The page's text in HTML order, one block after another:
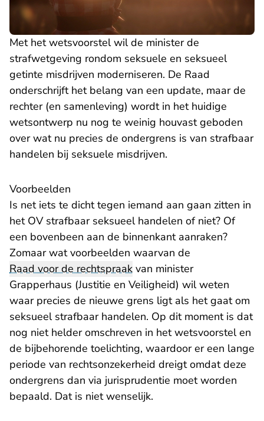
Met het wetsvoorstel wil de minister de
strafwetgeving rondom seksuele en seksueel
getinte misdrijven moderniseren. De Raad
onderschrijft het belang van een update, maar de
rechter (en samenleving) wordt in het huidige
wetsontwerp nu nog te weinig houvast geboden
over wat nu precies de ondergrens is van strafbaar
handelen bij seksuele misdrijven.
Voorbeelden
Is net iets te dicht tegen iemand aan gaan zitten in
het OV strafbaar seksueel handelen of niet? Of
een bovenbeen aan de binnenkant aanraken?
Zomaar wat voorbeelden waarvan de
Raad voor de rechtspraak van minister
Grapperhaus (Justitie en Veiligheid) wil weten
waar precies de nieuwe grens ligt als het gaat om
seksueel strafbaar handelen. Op dit moment is dat
nog niet helder omschreven in het wetsvoorstel en
de bijbehorende toelichting, waardoor er een lange
periode van rechtsonzekerheid dreigt omdat deze
ondergrens dan via jurisprudentie moet worden
bepaald. Dat is niet wenselijk.